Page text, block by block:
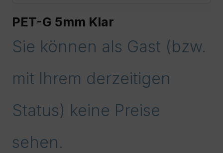
PET-G 5mm Klar
Sie können als Gast (bzw.
mit Ihrem derzeitigen
Status) keine Preise
sehen.